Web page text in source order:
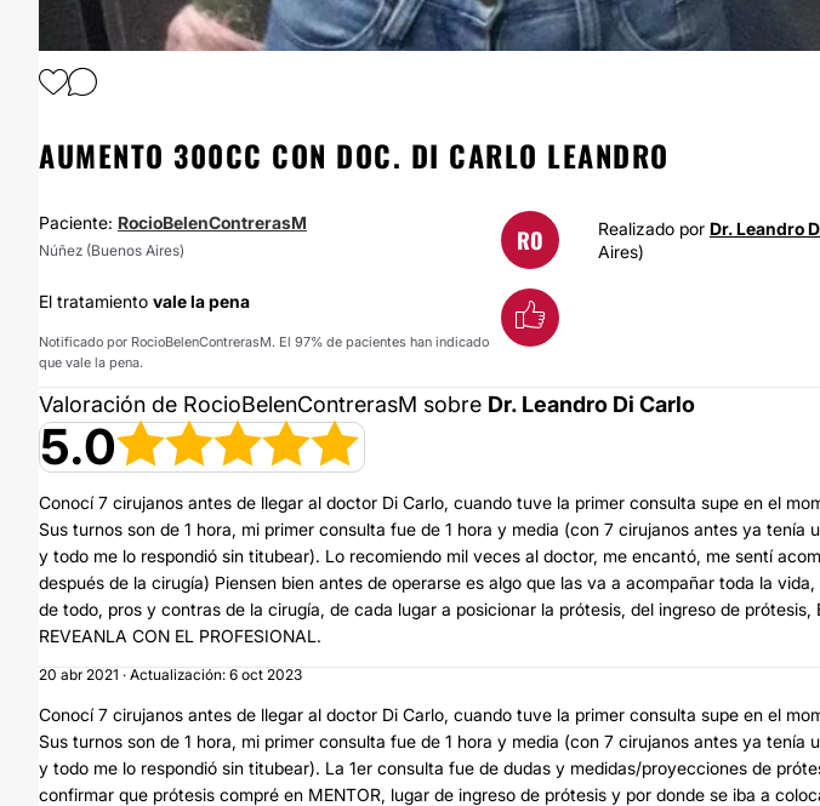
AUMENTO 300CC CON DOC. DI CARLO LEANDRO
Paciente: RocioBelenContrerasM
Núñez (Buenos Aires) RO Realizado por Dr. Leandro
Aires)
El tratamiento vale la pena
Notificado por RocioBelenContrerasM. El 97% de pacientes han indicado
que vale la pena.
Valoración de RocioBelenContrerasM sobre Dr. Leandro Di Carlo
5.0
Conocí 7 cirujanos antes de llegar al doctor Di Carlo, cuando tuve la primer consulta supe en el
Sus turnos son de 1 hora, mi primer consulta fue de 1 hora y media (con 7 cirujanos antes ya tenía
y todo me lo respondió sin titubear). Lo recomiendo mil veces al doctor, me encantó, me sentí
después de la cirugía) Piensen bien antes de operarse es algo que las va a acompañar toda la
de todo, pros y contras de la cirugía, de cada lugar a posicionar la prótesis, del ingreso de prótesis,
REVEANLA CON EL PROFESIONAL.
20 abr 2021 · Actualización: 6 oct 2023
Conocí 7 cirujanos antes de llegar al doctor Di Carlo, cuando tuve la primer consulta supe en el
Sus turnos son de 1 hora, mi primer consulta fue de 1 hora y media (con 7 cirujanos antes ya tenía
y todo me lo respondió sin titubear). La 1er consulta fue de dudas y medidas/proyecciones de
confirmar que prótesis compré en MENTOR, lugar de ingreso de prótesis y por donde se iba a